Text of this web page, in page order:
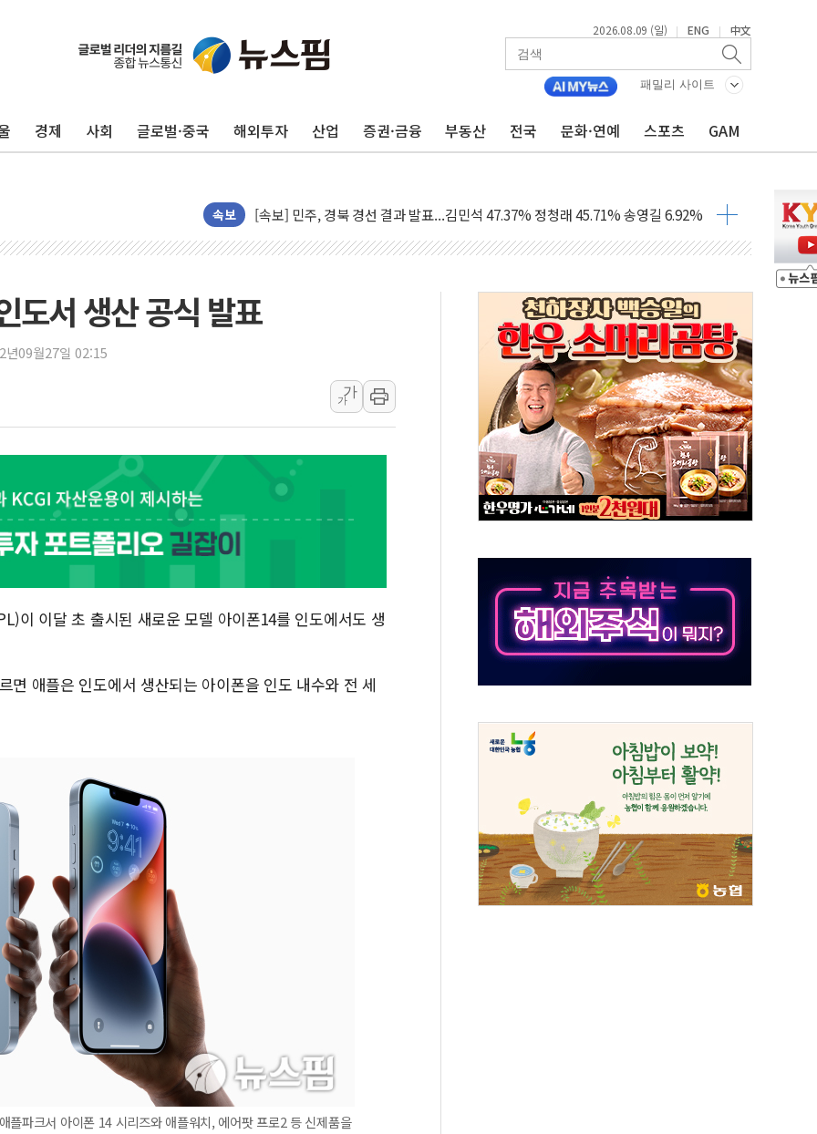
2026.08.09 (일) | ENG | 中文
패밀리 사이트
경제 사회 글로벌·중국 해외투자 산업 증권·금융 부동산 전국 문화·연예 스포츠 GAM
속보
125mm 폭우 쏟아진 울진...'두천~하당'·'올미골교' 차량 통행 선제 제한
평택 진위면 공장서 질식사고 발생…작업자 1명 숨져
상주 낙동강 선착장 하류서 50대 숨진 채 발견...경찰, 조사 중
[종합] 김민석, 정청래에 누적 1.48%p 차 선두 유지...金 46.01% vs 鄭 44.53%
민주당 경북도당위원장에 오중기 당선...합산득표율 68.63%
인천서 말다툼 중 어머니 살해 10대 구속…범행 후 반려견도 죽여
김민석, 강원·대구·경북 경선서 정청래에 승리…金 48.54% vs 鄭 44.40%
[속보] 민주, 강원·대구·경북 경선 결과...김민석 48.54% 정청래 44.40%
[속보] 민주, 경북 경선 결과 발표...김민석 47.37% 정청래 45.71% 송영길 6.92%
[속보] 민주, 대구 경선 결과 발표...정청래 47.82% 김민석 46.35% 송영길 5.83%
[속보] 민주, 강원 경선 결과 발표...김민석 50.30% 정청래 41.94% 송영길 7.76%
하나금융, 명동 소상공인에 '행복상자' 전달
인천시 광복절 현수막 '태극기 거꾸로' 논란…이틀만에 철거
병무청, 보충역 전면 손질… 예술·체육요원 최대 33% 감축
홈플러스發 대형마트 판매, 역대 최대폭 감소한 9.4%↓…유통업계 양극화 심화
'호우·산사태 주의보' 울진 시간당 30mm 강한 비...호우 피해 없어
도서 생산 공식 발표
년09월27일 02:15
가
가
이 이달 초 출시된 새로운 모델 아이폰14를 인도에서도 생
면 애플은 인도에서 생산되는 아이폰을 인도 내수와 전 세
플파크서 아이폰 14 시리즈와 애플워치, 에어팟 프로2 등 신제품을